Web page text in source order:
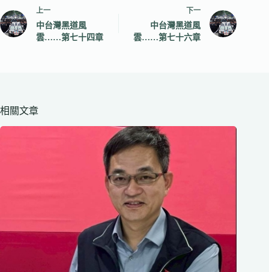
上一
中台灣黑道風
雲……第七十四章
下一
中台灣黑道風
雲……第七十六章
相關文章